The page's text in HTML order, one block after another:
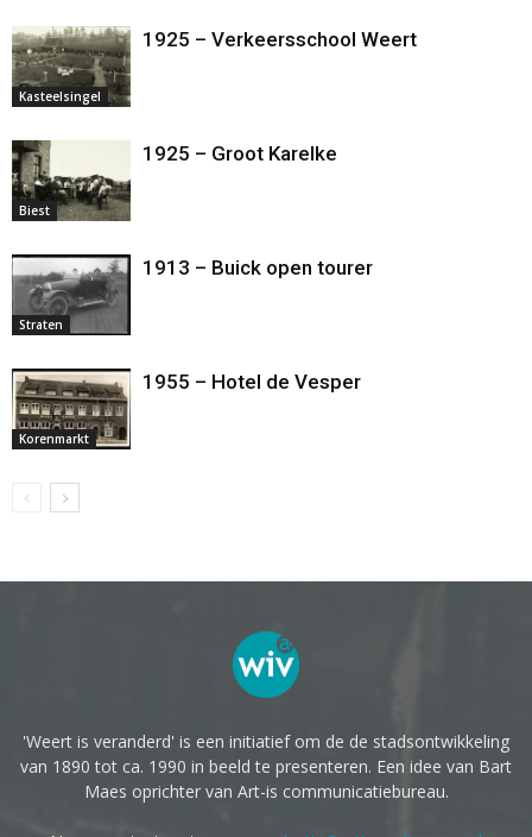
Kasteelsingel
1925 – Verkeersschool Weert
Biest
1925 – Groot Karelke
Straten
1913 – Buick open tourer
Korenmarkt
1955 – Hotel de Vesper
'Weert is veranderd' is een initiatief om de de stadsontwikkeling
van 1890 tot ca. 1990 in beeld te presenteren. Een idee van Bart
Maes oprichter van Art-is communicatiebureau.